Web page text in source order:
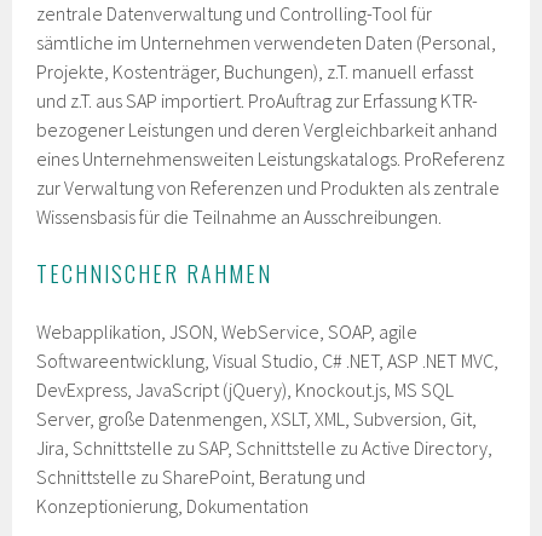
zentrale Datenverwaltung und Controlling-Tool für
sämtliche im Unternehmen verwendeten Daten (Personal,
Projekte, Kostenträger, Buchungen), z.T. manuell erfasst
und z.T. aus SAP importiert. ProAuftrag zur Erfassung KTR-
bezogener Leistungen und deren Vergleichbarkeit anhand
eines Unternehmensweiten Leistungskatalogs. ProReferenz
zur Verwaltung von Referenzen und Produkten als zentrale
Wissensbasis für die Teilnahme an Ausschreibungen.
TECHNISCHER RAHMEN
Webapplikation, JSON, WebService, SOAP, agile
Softwareentwicklung, Visual Studio, C# .NET, ASP .NET MVC,
DevExpress, JavaScript (jQuery), Knockout.js, MS SQL
Server, große Datenmengen, XSLT, XML, Subversion, Git,
Jira, Schnittstelle zu SAP, Schnittstelle zu Active Directory,
Schnittstelle zu SharePoint, Beratung und
Konzeptionierung, Dokumentation